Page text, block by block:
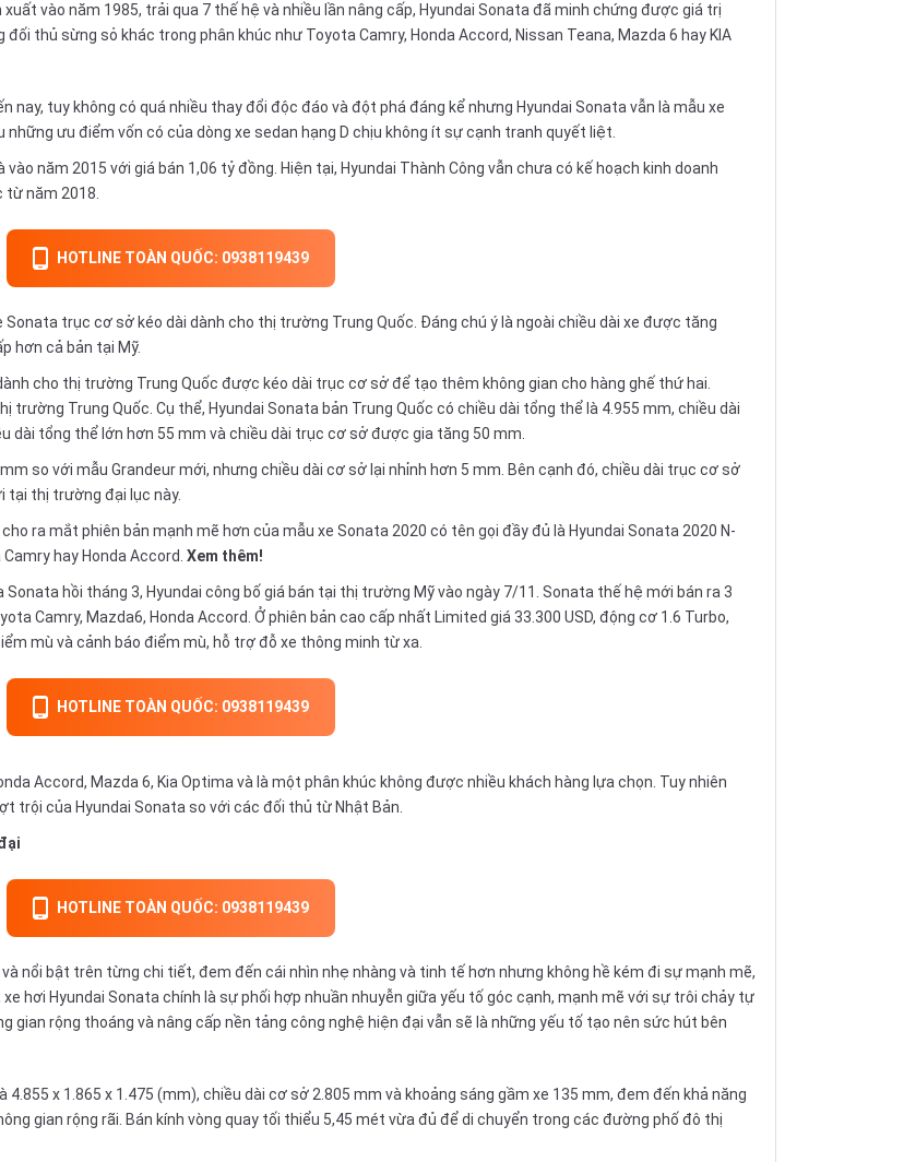
xuất vào năm 1985, trải qua 7 thế hệ và nhiều lần nâng cấp, Hyundai Sonata đã minh chứng được giá trị
đối thủ sừng sỏ khác trong phân khúc như Toyota Camry, Honda Accord, Nissan Teana, Mazda 6 hay KIA
tuy không có quá nhiều thay đổi độc đáo và đột phá đáng kể nhưng Hyundai Sonata vẫn là mẫu xe
ưu điểm vốn có của dòng xe sedan hạng D chịu không ít sự cạnh tranh quyết liệt.
năm 2015 với giá bán 1,06 tỷ đồng. Hiện tại, Hyundai Thành Công vẫn chưa có kế hoạch kinh doanh
từ năm 2018.
HOTLINE TOÀN QUỐC: 0938119439
Sonata trục cơ sở kéo dài dành cho thị trường Trung Quốc. Đáng chú ý là ngoài chiều dài xe được tăng
hơn cả bản tại Mỹ.
cho thị trường Trung Quốc được kéo dài trục cơ sở để tạo thêm không gian cho hàng ghế thứ hai.
trường Trung Quốc. Cụ thể, Hyundai Sonata bản Trung Quốc có chiều dài tổng thể là 4.955 mm, chiều dài
dài tổng thể lớn hơn 55 mm và chiều dài trục cơ sở được gia tăng 50 mm.
so với mẫu Grandeur mới, nhưng chiều dài cơ sở lại nhỉnh hơn 5 mm. Bên cạnh đó, chiều dài trục cơ sở
tại thị trường đại lục này.
ra mắt phiên bản mạnh mẽ hơn của mẫu xe Sonata 2020 có tên gọi đầy đủ là Hyundai Sonata 2020 N-
hay Honda Accord. Xem thêm!
hồi tháng 3, Hyundai công bố giá bán tại thị trường Mỹ vào ngày 7/11. Sonata thế hệ mới bán ra 3
Camry, Mazda6, Honda Accord. Ở phiên bản cao cấp nhất Limited giá 33.300 USD, động cơ 1.6 Turbo,
mù và cảnh báo điểm mù, hỗ trợ đỗ xe thông minh từ xa.
HOTLINE TOÀN QUỐC: 0938119439
Accord, Mazda 6, Kia Optima và là một phân khúc không được nhiều khách hàng lựa chọn. Tuy nhiên
trội của Hyundai Sonata so với các đối thủ từ Nhật Bản.
HOTLINE TOÀN QUỐC: 0938119439
nổi bật trên từng chi tiết, đem đến cái nhìn nhẹ nhàng và tinh tế hơn nhưng không hề kém đi sự mạnh mẽ,
hơi Hyundai Sonata chính là sự phối hợp nhuần nhuyễn giữa yếu tố góc cạnh, mạnh mẽ với sự trôi chảy tự
gian rộng thoáng và nâng cấp nền tảng công nghệ hiện đại vẫn sẽ là những yếu tố tạo nên sức hút bên
x 1.865 x 1.475 (mm), chiều dài cơ sở 2.805 mm và khoảng sáng gầm xe 135 mm, đem đến khả năng
gian rộng rãi. Bán kính vòng quay tối thiểu 5,45 mét vừa đủ để di chuyển trong các đường phố đô thị